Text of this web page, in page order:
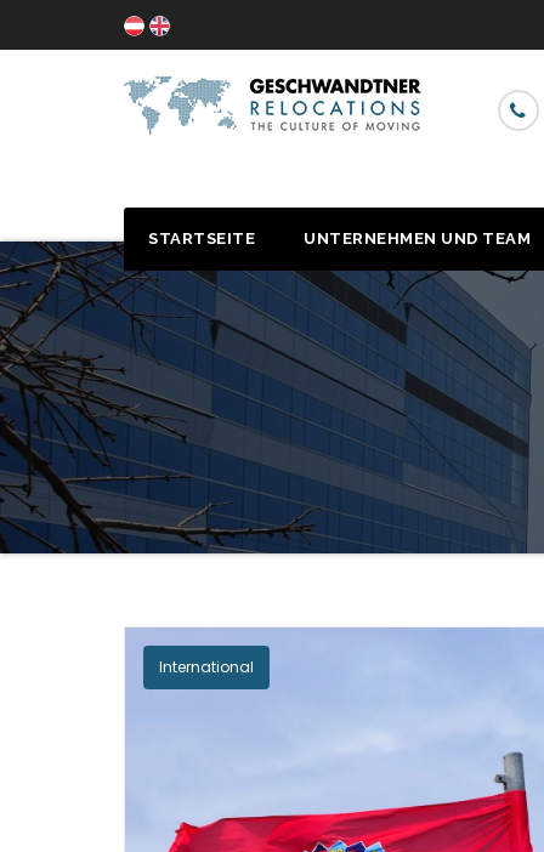
STARTSEITE UNTERNEHMEN UND TEAM
International